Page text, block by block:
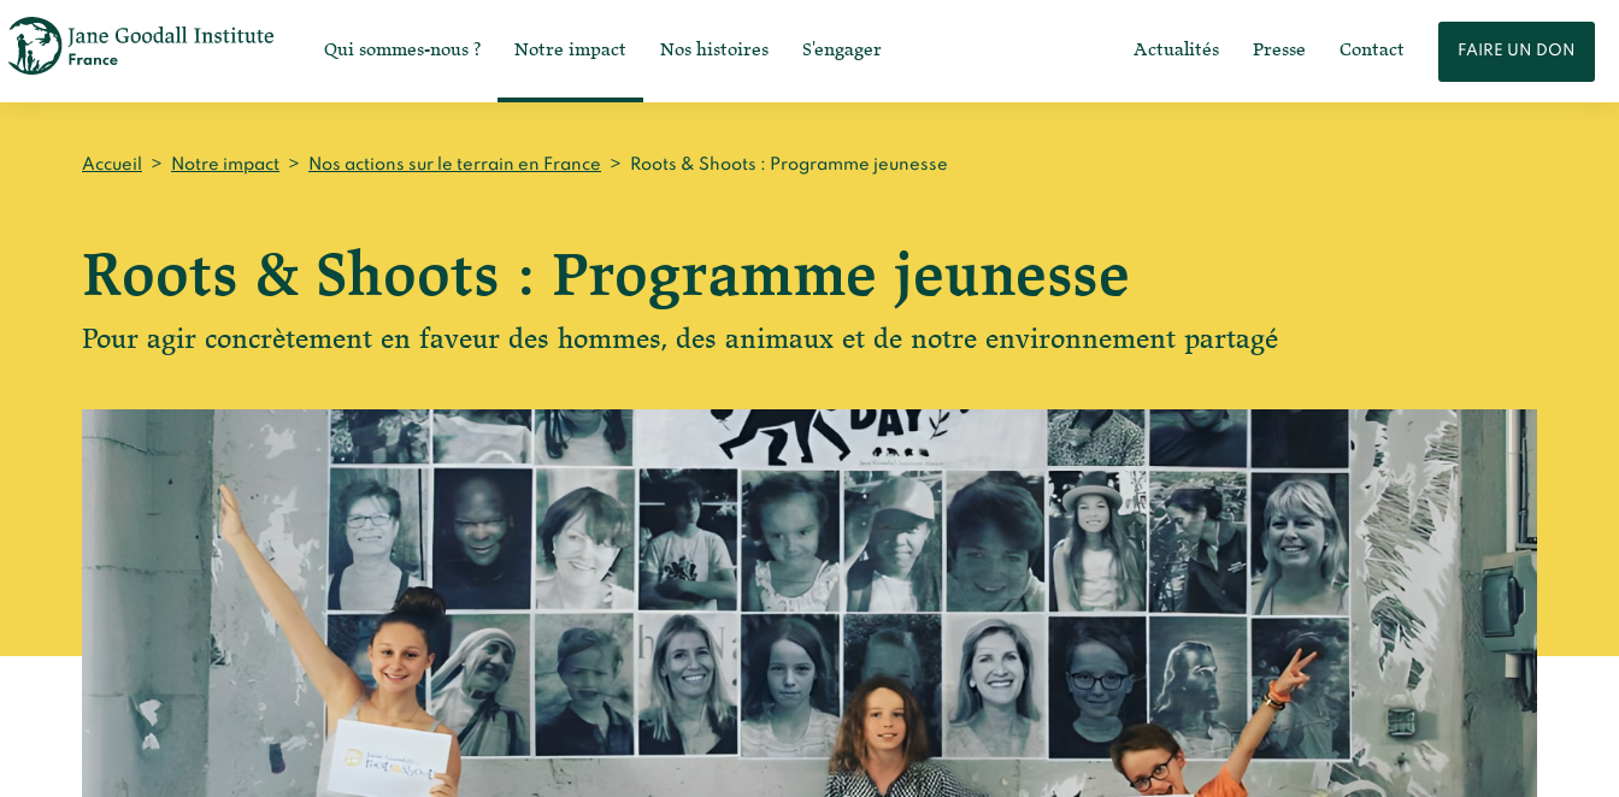
Qui sommes-nous ? Notre impact Nos histoires S'engager Actualités Presse Contact FAIRE UN DON
Accueil > Notre impact > Nos actions sur le terrain en France > Roots & Shoots : Programme jeunesse
Roots & Shoots : Programme jeunesse
Pour agir concrètement en faveur des hommes, des animaux et de notre environnement partagé